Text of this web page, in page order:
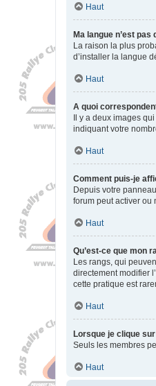
Haut
Ma langue n’est pas
La raison la plus
d’installer la langue
Haut
A quoi
Il y a deux images
indiquant votre
Haut
Comment puis-je
Depuis votre
forum peut activer ou
Haut
Qu’est-ce que mon
Les rangs, qui
directement modifier
cette pratique est
Haut
Lorsque je clique
Seuls les membres
Haut